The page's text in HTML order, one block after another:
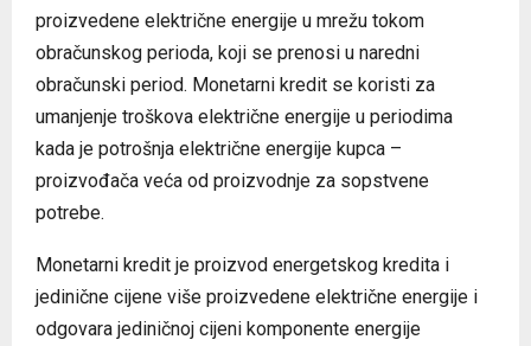
proizvedene električne energije u mrežu tokom
obračunskog perioda, koji se prenosi u naredni
obračunski period. Monetarni kredit se koristi za
umanjenje troškova električne energije u periodima
kada je potrošnja električne energije kupca –
proizvođača veća od proizvodnje za sopstvene
potrebe.
Monetarni kredit je proizvod energetskog kredita i
jedinične cijene više proizvedene električne energije i
odgovara jediničnoj cijeni komponente energije